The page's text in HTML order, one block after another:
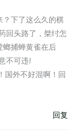
？下了这么久的棋
头路了，桀纣怎
螂捕蝉黄雀在后
不可违!
国外不好混啊！回
回复